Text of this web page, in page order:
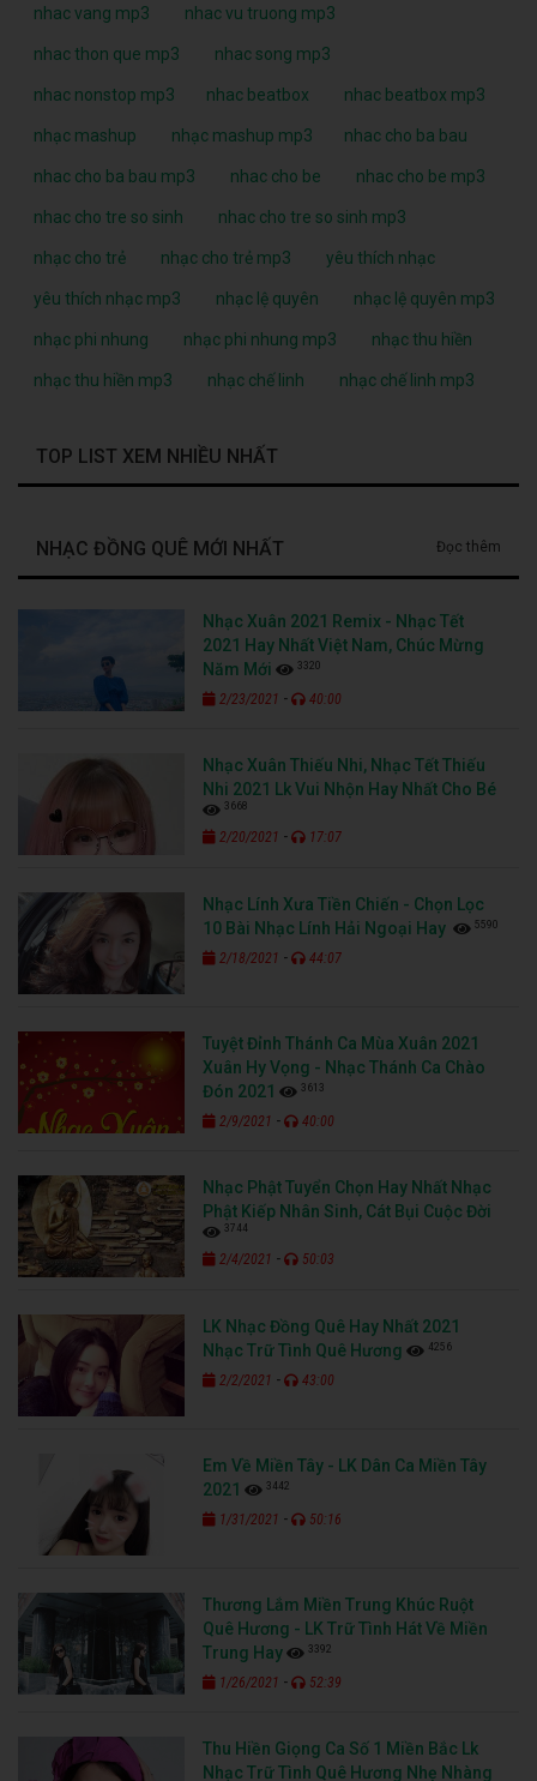
nhac vang mp3 nhac vu truong mp3
nhac thon que mp3 nhac song mp3
nhac nonstop mp3 nhac beatbox nhac beatbox mp3
nhạc mashup nhạc mashup mp3 nhac cho ba bau
nhac cho ba bau mp3 nhac cho be nhac cho be mp3
nhac cho tre so sinh nhac cho tre so sinh mp3
nhạc cho trẻ nhạc cho trẻ mp3 yêu thích nhạc
yêu thích nhạc mp3 nhạc lệ quyên nhạc lệ quyên mp3
nhạc phi nhung nhạc phi nhung mp3 nhạc thu hiền
nhạc thu hiền mp3 nhạc chế linh nhạc chế linh mp3
TOP LIST XEM NHIỀU NHẤT
NHẠC ĐỒNG QUÊ MỚI NHẤT Đọc thêm
Nhạc Xuân 2021 Remix - Nhạc Tết
2021 Hay Nhất Việt Nam, Chúc Mừng
Năm Mới
3320
2/23/2021 - 40:00
Nhạc Xuân Thiếu Nhi, Nhạc Tết Thiếu
Nhi 2021 Lk Vui Nhộn Hay Nhất Cho Bé
3668
2/20/2021 - 17:07
Nhạc Lính Xưa Tiền Chiến - Chọn Lọc
10 Bài Nhạc Lính Hải Ngoại Hay
5590
2/18/2021 - 44:07
Tuyệt Đỉnh Thánh Ca Mùa Xuân 2021
Xuân Hy Vọng - Nhạc Thánh Ca Chào
Đón 2021
3613
2/9/2021 - 40:00
Nhạc Phật Tuyển Chọn Hay Nhất Nhạc
Phật Kiếp Nhân Sinh, Cát Bụi Cuộc Đời
3744
2/4/2021 - 50:03
LK Nhạc Đồng Quê Hay Nhất 2021
Nhạc Trữ Tình Quê Hương
4256
2/2/2021 - 43:00
Em Về Miền Tây - LK Dân Ca Miền Tây
2021
3442
1/31/2021 - 50:16
Thương Lắm Miền Trung Khúc Ruột
Quê Hương - LK Trữ Tình Hát Về Miền
Trung Hay
3392
1/26/2021 - 52:39
Thu Hiền Giọng Ca Số 1 Miền Bắc Lk
Nhạc Trữ Tình Quê Hương Nhẹ Nhàng